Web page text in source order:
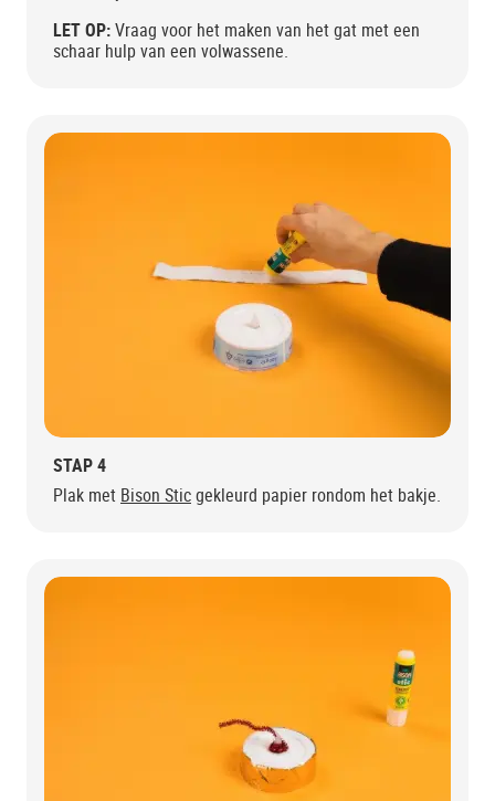
LET OP:Vraag voor het maken van het gat met een
schaar hulp van een volwassene.
STAP 4
Plak met Bison Sticgekleurd papier rondom het bakje.